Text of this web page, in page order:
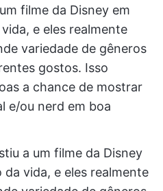
filme da Disney em
e eles realmente
variedade de gêneros
gostos. Isso
a chance de mostrar
e/ou nerd em boa
a um filme da Disney
vida, e eles realmente